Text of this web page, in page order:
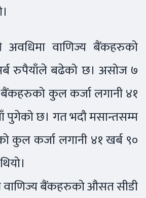
अवधिमा वाणिज्य बैंकहरुको
रुपैयाँले बढेको छ। असोज ७
कुल कर्जा लगानी ४१
पुगेको छ। गत भदौ मसान्तसम्म
कुल कर्जा लगानी ४१ खर्ब ९०
बैंकहरुको औसत सीडी